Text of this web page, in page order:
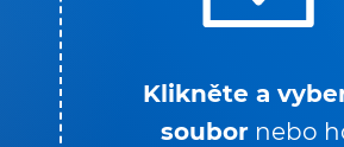
Klikněte a
soubor nebo